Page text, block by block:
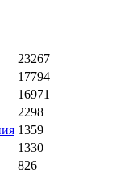
23267
17794
16971
2298
1359
1330
826